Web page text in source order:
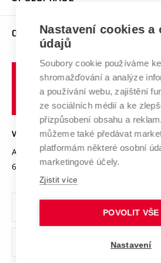
Brno
E-přihláška
Závěrečné práce
Doktorské studium
Studium bez bariér
Podpora podnikání
Mezinárodní vědecká rada
Systém zajišťování kvality výzkumu
Výzkumné infrastruktury
Transfer znalostí
Open Science
Projekty
Projekty ze strukturálních fondů
Specifický výzkum
Zahraniční spolupráce
Spolupráce se školami
Služby univerzity
Mezinárodní dohody
Univerzitní sítě
O UNIVERZITĚ
Profil univerzity
Udržitelná univerzita
Podnikavá univerzita / ContriBUTe
Bezpečná univerzita
Vyznamenání
Organizační struktura
Ochrana osobních údajů
odkaz)
VYSOKÉ UČENÍ TECHNICKÉ V BRNĚ
Antonínská 548/1
602 00 Brno
www.vut.cz
vut@vutbr.cz
Nastavení cookies a
údajů
Soubory cookie používáme ke
shromažďování a analýze
a používání webu, zajištění
ze sociálních médií a ke
přizpůsobení obsahu a
můžeme také předávat
platformám některé osobní
marketingové účely.
Zjistit více
POVOLIT VŠE
Nastavení